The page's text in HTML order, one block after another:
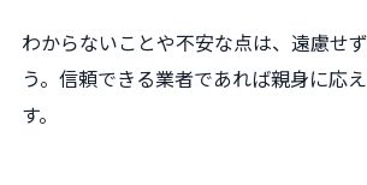
わからないことや不安な点は、遠慮せ
う。信頼できる業者であれば親身に応
す。